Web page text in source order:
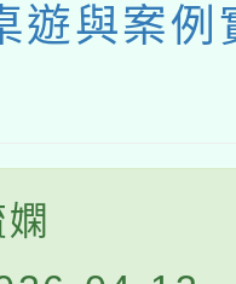
遊與案